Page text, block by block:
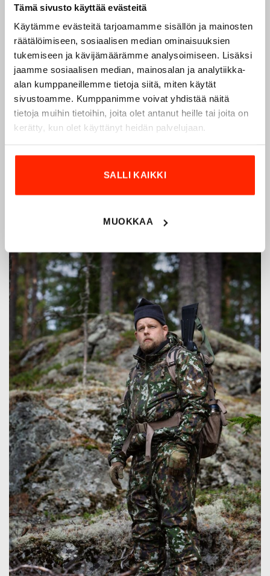
Tämä sivusto käyttää evästeitä
Käytämme evästeitä tarjoamamme sisällön ja mainosten
räätälöimiseen, sosiaalisen median ominaisuuksien
tukemiseen ja kävijämäärämme analysoimiseen. Lisäksi
jaamme sosiaalisen median, mainosalan ja analytiikka-
alan kumppaneillemme tietoja siitä, miten käytät
sivustoamme. Kumppanimme voivat yhdistää näitä
tietoja muihin tietoihin, joita olet antanut heille tai joita on
kerätty, kun olet käyttänyt heidän palvelujaan.
SALLI KAIKKI
MUOKKAA
Origopro – Suomalainen laatumerkki vuodesta
1975
Origoproon suomalainen turvallisuus- ja
ulkoiluvaatetukseen erikoistunut yritys, joka on toiminut
jotka on kehitetty vuosikymmenten kokemuksella
puolustusvoimien ja poliisin sopimusvalmistajana.
innovoimaan entistä parempia ratkaisuja.